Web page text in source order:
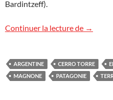
Bardintzeff).
Continuer la lecture de Le Fitz
→
ARGENTINE CERRO TORRE
MAGNONE
PATAGONIE